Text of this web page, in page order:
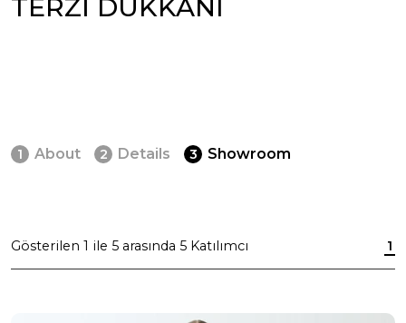
TERZİ DÜKKANI
1 About 2 Details 3 Showroom
Gösterilen 1 ile 5 arasında 5 Katılımcı 1